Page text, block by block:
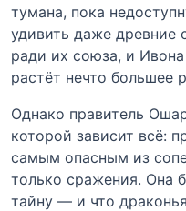
тумана, пока
удивить даже древние
ради их союза, и
растёт нечто большее
Однако правитель
которой зависит всё:
самым опасным из
только сражения. Она
тайну — и что